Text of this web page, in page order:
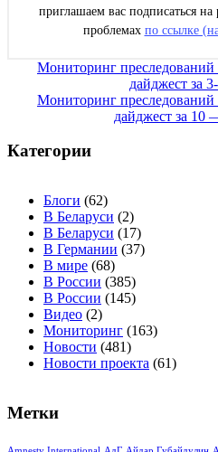
приглашаем вас подписаться
проблемах по ссылке
Навигация
Мониторинг преследований
дайджест за
Мониторинг преследований
дайджест за 10
Категории
Блоги (62)
В Беларуси (2)
В Беларуси (17)
В Германии (37)
В мире (68)
В России (385)
В России (145)
Видео (2)
Мониторинг (163)
Новости (481)
Новости проекта (61)
Метки